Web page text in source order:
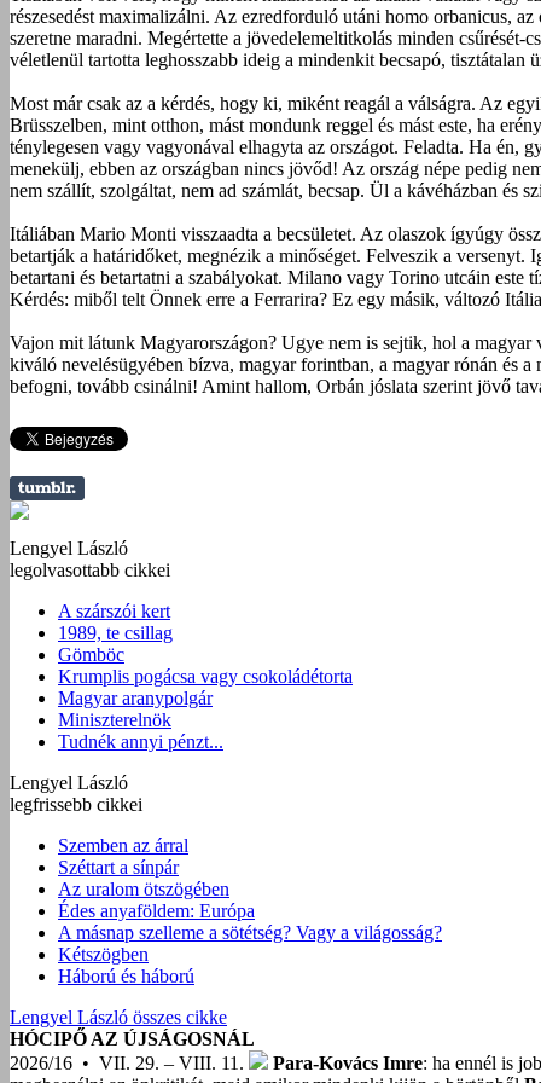
részesedést maximalizálni. Az ezredforduló utáni homo orbanicus,
szeretne maradni. Megértette a jövedelemeltitkolás minden
véletlenül tartotta leghosszabb ideig a mindenkit becsapó,
Most már csak az a kérdés, hogy ki, miként reagál a válságra. Az
Brüsszelben, mint otthon, mást mondunk reggel és mást este, ha
ténylegesen vagy vagyonával elhagyta az országot. Feladta. Ha én,
menekülj, ebben az országban nincs jövőd! Az ország népe pedig
nem szállít, szolgáltat, nem ad számlát, becsap. Ül a kávéházban és
Itáliában Mario Monti visszaadta a becsületet. Az olaszok ígyúgy
betartják a határidőket, megnézik a minőséget. Felveszik a
betartani és betartatni a szabályokat. Milano vagy Torino utcáin este
Kérdés: miből telt Önnek erre a Ferrarira? Ez egy másik, változó
Vajon mit látunk Magyarországon? Ugye nem is sejtik, hol a
kiváló nevelésügyében bízva, magyar forintban, a magyar rónán és
befogni, tovább csinálni! Amint hallom, Orbán jóslata szerint jövő
Lengyel László
legolvasottabb cikkei
A szárszói kert
1989, te csillag
Gömböc
Krumplis pogácsa vagy csokoládétorta
Magyar aranypolgár
Miniszterelnök
Tudnék annyi pénzt...
Lengyel László
legfrissebb cikkei
Szemben az árral
Széttart a sínpár
Az uralom ötszögében
Édes anyaföldem: Európa
A másnap szelleme a sötétség? Vagy a világosság?
Kétszögben
Háború és háború
Lengyel László összes cikke
HÓCIPŐ AZ ÚJSÁGOSNÁL
2026/16 • VII. 29. – VIII. 11.
Para-Kovács Imre: ha ennél is